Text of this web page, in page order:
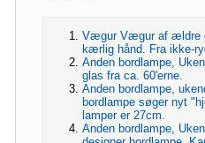
Vægur Vægur af ældre
kærlig hånd. Fra ikke-
Anden bordlampe,
glas fra ca. 60'erne.
Anden bordlampe,
bordlampe søger nyt
lamper er 27cm.
Anden bordlampe,